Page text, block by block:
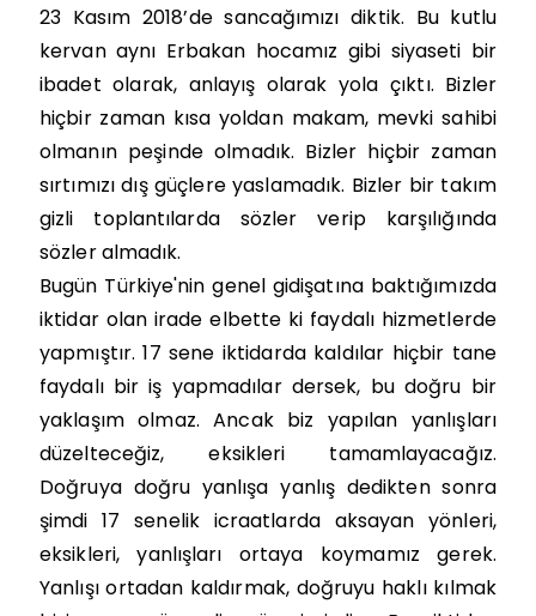
23 Kasım 2018’de sancağımızı diktik. Bu kutlu
kervan aynı Erbakan hocamız gibi siyaseti bir
ibadet olarak, anlayış olarak yola çıktı. Bizler
hiçbir zaman kısa yoldan makam, mevki sahibi
olmanın peşinde olmadık. Bizler hiçbir zaman
sırtımızı dış güçlere yaslamadık. Bizler bir takım
gizli toplantılarda sözler verip karşılığında
sözler almadık.
Bugün Türkiye'nin genel gidişatına baktığımızda
iktidar olan irade elbette ki faydalı hizmetlerde
yapmıştır. 17 sene iktidarda kaldılar hiçbir tane
faydalı bir iş yapmadılar dersek, bu doğru bir
yaklaşım olmaz. Ancak biz yapılan yanlışları
düzelteceğiz, eksikleri tamamlayacağız.
Doğruya doğru yanlışa yanlış dedikten sonra
şimdi 17 senelik icraatlarda aksayan yönleri,
eksikleri, yanlışları ortaya koymamız gerek.
Yanlışı ortadan kaldırmak, doğruyu haklı kılmak